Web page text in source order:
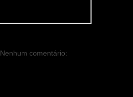
Nenhum comentário: